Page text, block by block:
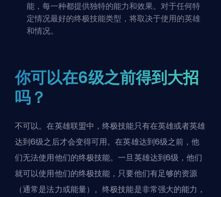
能，每一种都提供独特的能力和效果。对于任何特
定情况最好的终极技能类型，将取决于使用的英雄
和情况。
你可以在6级之前得到大招
吗？
不可以。在英雄联盟中，终极技能只有在英雄或者英雄
达到6级之后才会变得可用。在英雄达到6级之前，他
们无法使用他们的终极技能。一旦英雄达到6级，他们
就可以使用他们的终极技能，只要他们有足够的资源
（通常是法力或能量）。终极技能是非常强大的能力，